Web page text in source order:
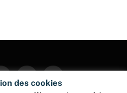
Twitter InstagramPinterest
des cookies